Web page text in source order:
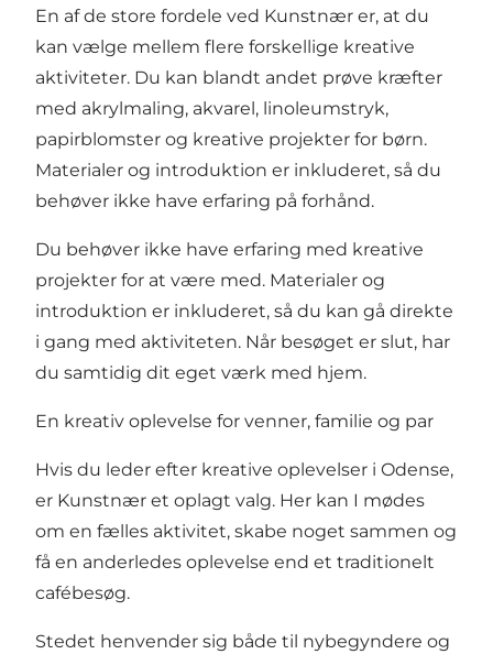
En af de store fordele ved Kunstnær er, at du
kan vælge mellem flere forskellige kreative
aktiviteter. Du kan blandt andet prøve kræfter
med akrylmaling, akvarel, linoleumstryk,
papirblomster og kreative projekter for børn.
Materialer og introduktion er inkluderet, så du
behøver ikke have erfaring på forhånd.
Du behøver ikke have erfaring med kreative
projekter for at være med. Materialer og
introduktion er inkluderet, så du kan gå direkte
i gang med aktiviteten. Når besøget er slut, har
du samtidig dit eget værk med hjem.
En kreativ oplevelse for venner, familie og par
Hvis du leder efter kreative oplevelser i Odense,
er Kunstnær et oplagt valg. Her kan I mødes
om en fælles aktivitet, skabe noget sammen og
få en anderledes oplevelse end et traditionelt
cafébesøg.
Stedet henvender sig både til nybegyndere og